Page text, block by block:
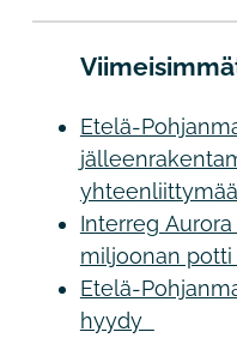
Etelä-
Interreg
miljoonan
Etelä-
hyydy